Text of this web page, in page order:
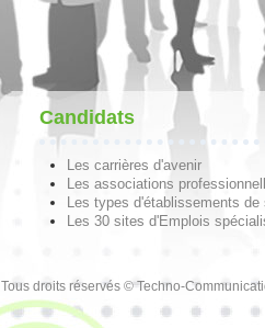
Candidats
Les carrières d'avenir
Les associations
Les types d'établissements de
Les 30 sites d'Emplois
Tous droits réservés © Techno-